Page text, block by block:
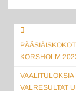
selaus
KORSHOLM
VALRESULTAT